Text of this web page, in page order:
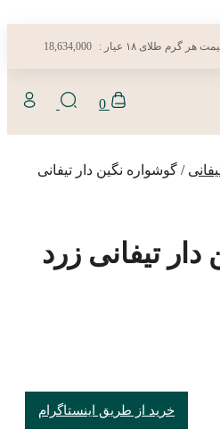
هر گرم طلای ۱۸ عیار : 18,634,000
0
/ گوشواره نگین دار تیفانی
تیفانی زرد
خرید از طریق اینستاگرام